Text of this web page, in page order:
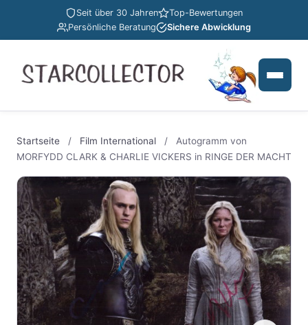
Seit über 30 Jahren
Top-Bewertungen
Persönliche Beratung
Sichere Abwicklung
Startseite / Film International /
Autogramm von
MORFYDD CLARK & CHARLIE VICKERS in RINGE DER MACHT